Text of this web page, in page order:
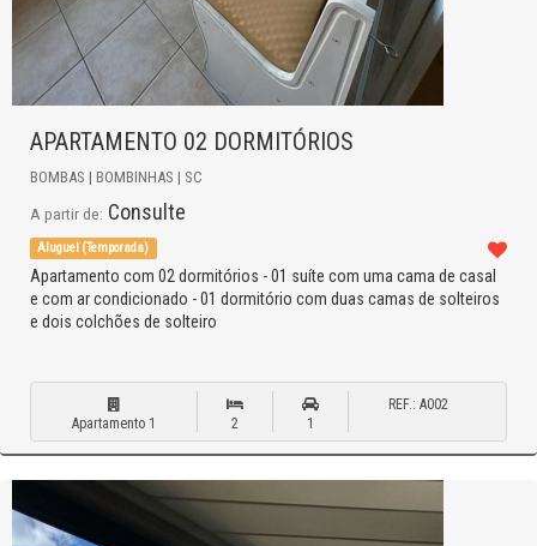
APARTAMENTO 02 DORMITÓRIOS
BOMBAS | BOMBINHAS | SC
A partir de: Consulte
Aluguel (Temporada)
Apartamento com 02 dormitórios - 01 suíte com uma cama de casal
e com ar condicionado - 01 dormitório com duas camas de solteiros
e dois colchões de solteiro
Apartamento 1 2 1
REF.: A002